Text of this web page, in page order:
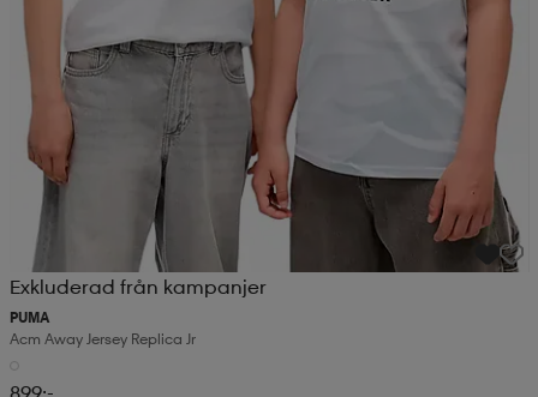
Exkluderad från kampanjer
PUMA
Acm Away Jersey Replica Jr